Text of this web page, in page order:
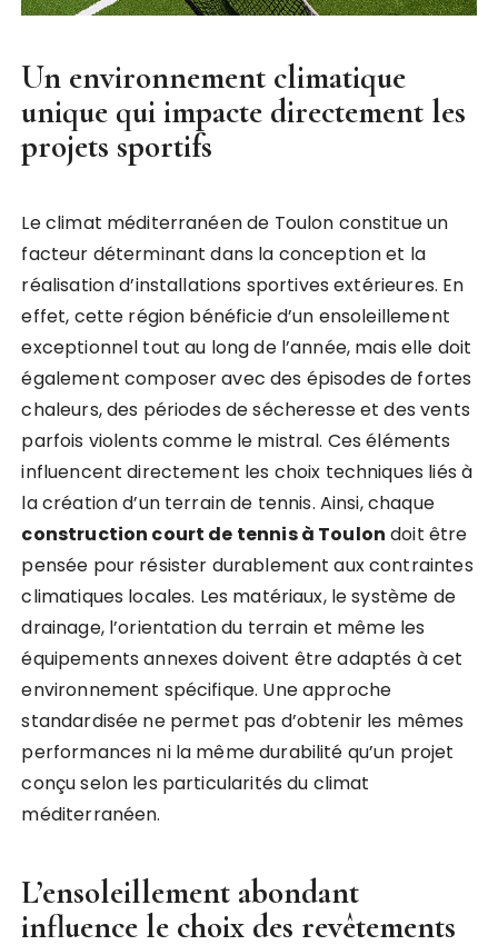
Un environnement climatique
unique qui impacte directement les
projets sportifs
Le climat méditerranéen de Toulon constitue un
facteur déterminant dans la conception et la
réalisation d’installations sportives extérieures. En
effet, cette région bénéficie d’un ensoleillement
exceptionnel tout au long de l’année, mais elle doit
également composer avec des épisodes de fortes
chaleurs, des périodes de sécheresse et des vents
parfois violents comme le mistral. Ces éléments
influencent directement les choix techniques liés à
la création d’un terrain de tennis. Ainsi, chaque
construction court de tennis à Toulon doit être
pensée pour résister durablement aux contraintes
climatiques locales. Les matériaux, le système de
drainage, l’orientation du terrain et même les
équipements annexes doivent être adaptés à cet
environnement spécifique. Une approche
standardisée ne permet pas d’obtenir les mêmes
performances ni la même durabilité qu’un projet
conçu selon les particularités du climat
méditerranéen.
L’ensoleillement abondant
influence le choix des revêtements